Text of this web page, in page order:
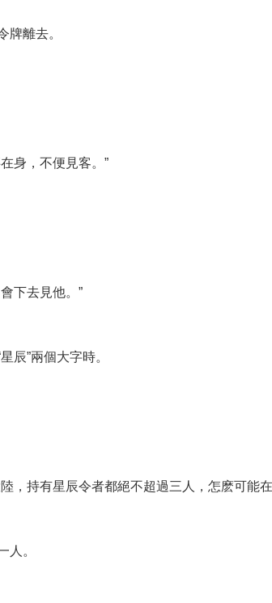
牌離去。
身，不便見客。”
下去見他。”
辰”兩個大字時。
，持有星辰令者都絕不超過三人，怎麽可能
人。